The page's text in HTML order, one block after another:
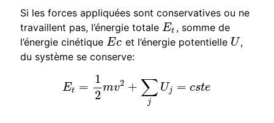
Si les forces appliquées sont conservatives ou ne
travaillent pas, l’énergie totaleEt
Et , somme de
l’énergie cinétiqueEc
Ec et l’énergie potentielle U
U ,
du système se conserve:
Et =
1
2
mv2 + ∑
j
Uj = cste
E t=12mv 2+ ∑jU =cs te